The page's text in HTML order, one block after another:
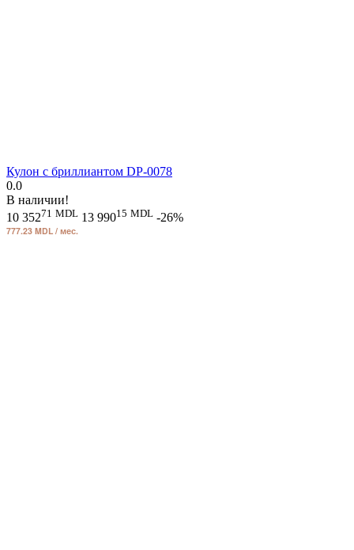
Кулон с бриллиантом DP-0078
0.0
В наличии!
10 35271 MDL 13 99015 MDL -26%
777.23 MDL / мес.